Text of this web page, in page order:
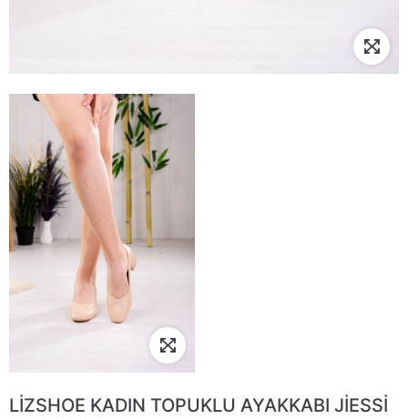
LİZSHOE KADIN TOPUKLU AYAKKABI JİESSİ